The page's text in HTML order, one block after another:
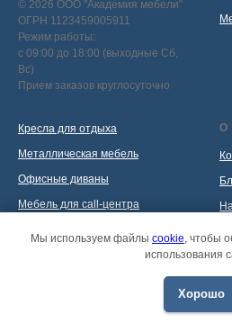
Мы используем файлы cookie, чтобы
использования
Хорошо
© 2026 ООО "Академия мебели"
ОГРН 1123459005911
Режим работы:
с 09:00 до 18:00 (выходные Сб,
Вс)
Прием заказов круглосуточно
Кресла для отдыха
Металлическая мебель
Офисные диваны
Мебель для call-центра
О